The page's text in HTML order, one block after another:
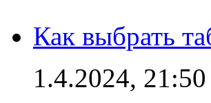
Как выбрать
1.4.2024, 21:50